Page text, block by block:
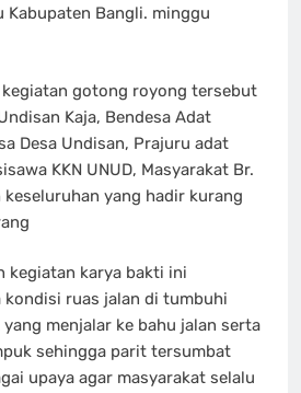
Kabupaten Bangli. minggu
gotong royong tersebut
Kaja, Bendesa Adat
Desa Undisan, Prajuru adat
KKN UNUD, Masyarakat Br.
keseluruhan yang hadir kurang
kegiatan karya bakti ini
kondisi ruas jalan di tumbuhi
menjalar ke bahu jalan serta
sehingga parit tersumbat
upaya agar masyarakat selalu